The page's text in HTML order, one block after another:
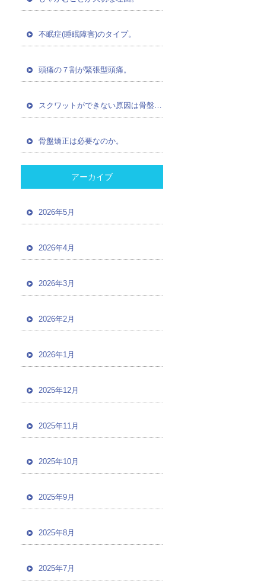
不眠症(睡眠障害)のタイプ。
頭痛の７割が緊張型頭痛。
スクワットができない原因は骨盤の歪み。
骨盤矯正は必要なのか。
アーカイブ
2026年5月
2026年4月
2026年3月
2026年2月
2026年1月
2025年12月
2025年11月
2025年10月
2025年9月
2025年8月
2025年7月